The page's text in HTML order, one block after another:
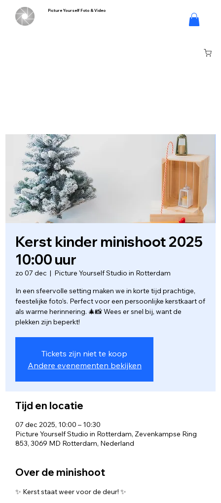
Inloggen
Picture Yourself Foto & Video
Kerst kinder minishoot 2025
10:00 uur
zo 07 dec
  |
Picture Yourself Studio in Rotterdam
In een sfeervolle setting maken we in korte tijd prachtige,
feestelijke foto’s. Perfect voor een persoonlijke kerstkaart of
als warme herinnering. 🎄📸 Wees er snel bij, want de
plekken zijn beperkt!
Tickets zijn niet te koop
Andere evenementen bekijken
Tijd en locatie
07 dec 2025, 10:00 – 10:30
Picture Yourself Studio in Rotterdam, Zevenkampse Ring
853, 3069 MD Rotterdam, Nederland
Over de minishoot
✨ Kerst staat weer voor de deur! ✨